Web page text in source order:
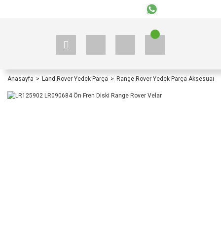
Anasayfa Land Rover Yedek Parça Range Rover Yedek Parça Aksesuar